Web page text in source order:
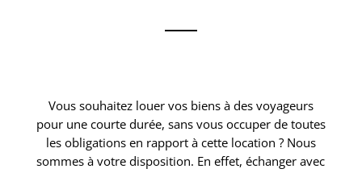
Vous souhaitez louer vos biens à des voyageurs
pour une courte durée, sans vous occuper de toutes
les obligations en rapport à cette location ? Nous
sommes à votre disposition. En effet, échanger avec